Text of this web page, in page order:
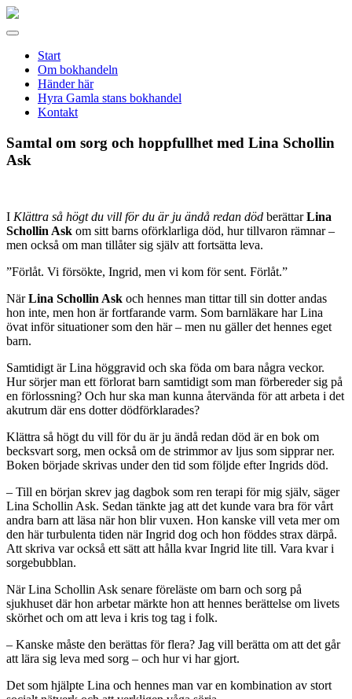
Gamla
Meny
Start
Om bokhandeln
Händer här
Hyra Gamla stans bokhandel
Kontakt
Samtal om sorg och hoppfullhet med Lina Schollin
Ask
I Klättra så högt du vill för du är ju ändå redan död berättarLina
Schollin Ask om sitt barns oförklarliga död, hur tillvaron rämnar –
men också om man tillåter sig själv att fortsätta leva.
”Förlåt. Vi försökte, Ingrid, men vi kom för sent. Förlåt.”
NärLina Schollin Ask och hennes man tittar till sin dotter andas
hon inte, men hon är fortfarande varm. Som barnläkare har Lina
övat inför situationer som den här – men nu gäller det hennes eget
barn.
Samtidigt är Lina höggravid och ska föda om bara några veckor.
Hur sörjer man ett förlorat barn samtidigt som man förbereder sig på
en förlossning? Och hur ska man kunna återvända för att arbeta i det
akutrum där ens dotter dödförklarades?
Klättra så högt du vill för du är ju ändå redan död är en bok om
becksvart sorg, men också om de strimmor av ljus som sipprar ner.
Boken började skrivas under den tid som följde efter Ingrids död.
– Till en början skrev jag dagbok som ren terapi för mig själv, säger
Lina Schollin Ask. Sedan tänkte jag att det kunde vara bra för vårt
andra barn att läsa när hon blir vuxen. Hon kanske vill veta mer om
den här turbulenta tiden när Ingrid dog och hon föddes strax därpå.
Att skriva var också ett sätt att hålla kvar Ingrid lite till. Vara kvar i
sorgebubblan.
När Lina Schollin Ask senare föreläste om barn och sorg på
sjukhuset där hon arbetar märkte hon att hennes berättelse om livets
skörhet och om att leva i kris tog tag i folk.
– Kanske måste den berättas för flera? Jag vill berätta om att det går
att lära sig leva med sorg – och hur vi har gjort.
Det som hjälpte Lina och hennes man var en kombination av stort